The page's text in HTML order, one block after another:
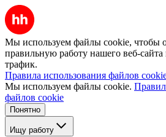
Мы используем файлы cookie, чтобы
правильную работу нашего веб-сайта
трафик.
Правила использования файлов
Мы используем файлы cookie.
файлов cookie
Понятно
Ищу работу